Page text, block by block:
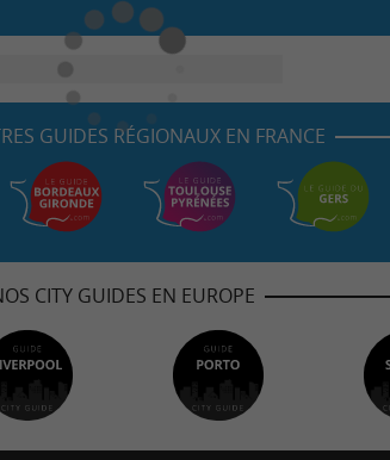
GUIDES RÉGIONAUX EN FRANCE
CITY GUIDES EN EUROPE